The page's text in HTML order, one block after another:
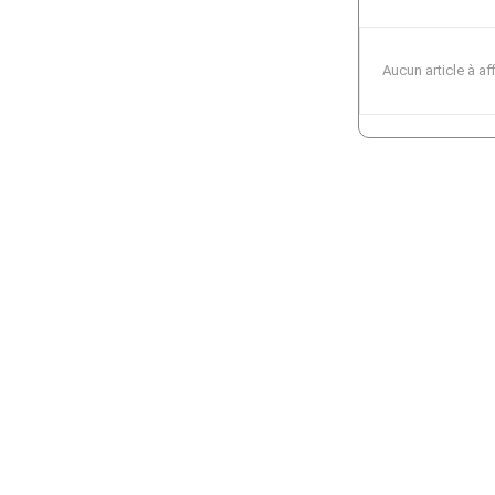
Aucun article à